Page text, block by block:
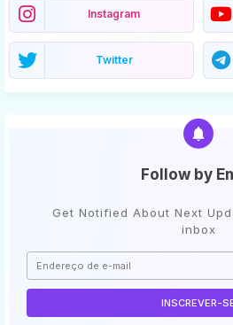
Instagram
Twitter
Follow by
Get Notified About Next
inbox